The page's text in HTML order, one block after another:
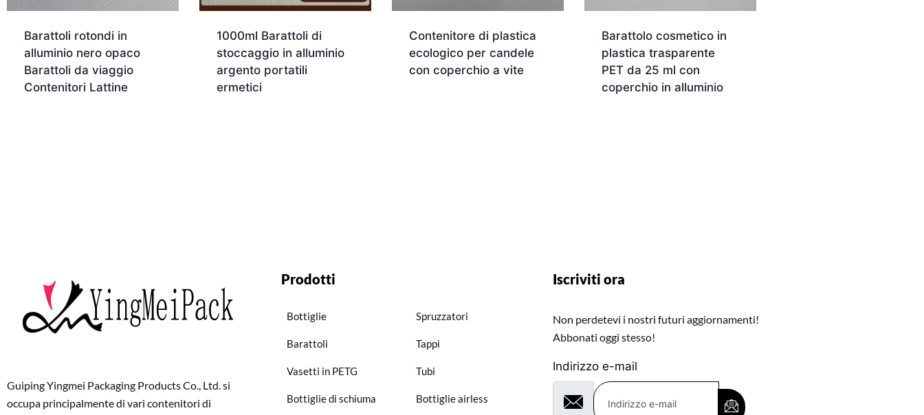
Barattoli rotondi in
alluminio nero opaco
Barattoli da viaggio
Contenitori Lattine
1000ml Barattoli di
stoccaggio in alluminio
argento portatili
ermetici
Contenitore di plastica
ecologico per candele
con coperchio a vite
Barattolo cosmetico in
plastica trasparente
PET da 25 ml con
coperchio in alluminio
Guiping Yingmei Packaging Products Co., Ltd. si
occupa principalmente di vari contenitori di
Prodotti
Bottiglie
Barattoli
Vasetti in PETG
Bottiglie di schiuma
Spruzzatori
Tappi
Tubi
Bottiglie airless
Iscriviti ora
Non perdetevi i nostri futuri aggiornamenti!
Abbonati oggi stesso!
Indirizzo e-mail